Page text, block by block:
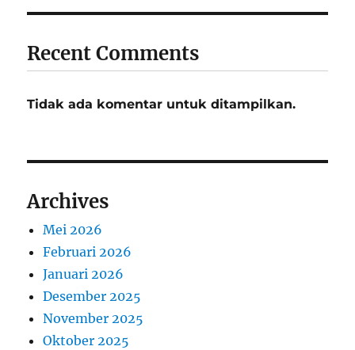
Recent Comments
Tidak ada komentar untuk ditampilkan.
Archives
Mei 2026
Februari 2026
Januari 2026
Desember 2025
November 2025
Oktober 2025